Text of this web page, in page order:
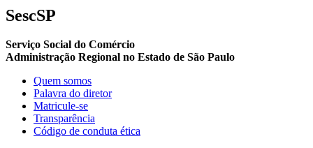
SescSP
Serviço Social do Comércio
Administração Regional no Estado de São Paulo
Quem somos
Palavra do diretor
Matricule-se
Transparência
Código de conduta ética